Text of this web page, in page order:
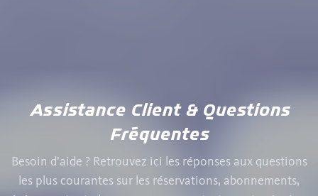
Assistance Client & Questions
Fréquentes
Besoin d’aide ? Retrouvez ici les réponses aux questions
les plus courantes sur les réservations, abonnements,